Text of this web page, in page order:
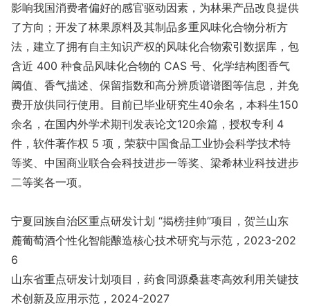
影响我国消费者偏好的感官驱动因素，为林果产品改良提供
了方向；开发了林果原料及其制品多重风味化合物分析方
法，建立了拥有自主知识产权的风味化合物索引数据库，包
含近 400 种食品风味化合物的 CAS 号、化学结构图香气
阈值、香气描述、保留指数和高分辨质谱谱图等信息，并免
费开放供同行使用。目前已毕业研究生40余名，本科生150
余名，在国内外学术期刊发表论文120余篇，授权专利 4
件，软件著作权 5 项，荣获中国食品工业协会科学技术特
等奖、中国商业联合会科技进步一等奖、梁希林业科技进步
二等奖各一项。
宁夏回族自治区重点研发计划 “揭榜挂帅”项目，贺兰山东
麓葡萄酒个性化智能酿造核心技术研究与示范，2023-202
6
山东省重点研发计划项目，药食同源桑葚枣高效利用关键技
术创新及应用示范，2024-2027